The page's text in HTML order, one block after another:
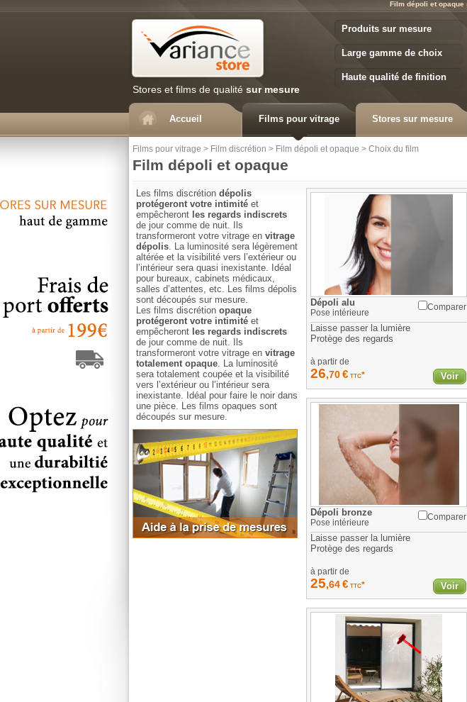
Film dépoli et opaque
Stores et films de qualité sur mesure
Produits sur mesure
Large gamme de choix
Haute qualité de finition
Accueil Films pour vitrage Stores sur mesure
Films pour vitrage > Film discrétion > Film dépoli et opaque > Choix du film
Film dépoli et opaque
Les films discrétion dépolis
protégeront votre intimité et
empêcheront les regards indiscrets
de jour comme de nuit. Ils
transformeront votre vitrage en vitrage
dépolis. La luminosité sera légèrement
altérée et la visibilité vers l’extérieur ou
l’intérieur sera quasi inexistante. Idéal
pour bureaux, cabinets médicaux,
salles d’attentes, etc. Les films dépolis
sont découpés sur mesure.
Les films discrétion opaque
protégeront votre intimité et
empêcheront les regards indiscrets
de jour comme de nuit. Ils
transformeront votre vitrage en vitrage
totalement opaque. La luminosité
sera totalement coupée et la visibilité
vers l’extérieur ou l’intérieur sera
inexistante. Idéal pour faire le noir dans
une pièce. Les films opaques sont
découpés sur mesure.
Aide à la prise de mesures
Dépoli alu
Pose intérieure
Laisse passer la lumière
Protège des regards
Comparer
à partir de
26,70€ TTC* Voir
Dépoli bronze
Pose intérieure
Laisse passer la lumière
Protège des regards
Comparer
à partir de
25,64€ TTC* Voir